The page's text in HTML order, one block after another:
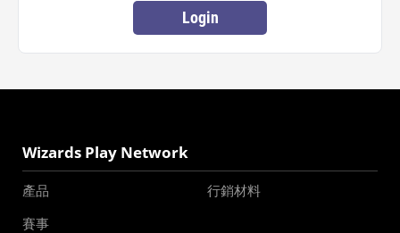
Login
Wizards Play Network
產品
行銷材料
賽事